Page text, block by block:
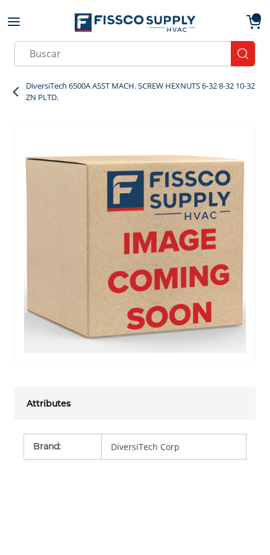
Skip to main content
Site Search
DiversiTech 6500A ASST MACH. SCREW HEXNUTS 6-32 8-32 10-32
ZN PLTD.
Attributes
Brand: DiversiTech Corp